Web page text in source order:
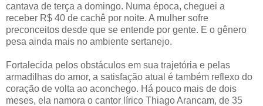
cantava de terça a domingo. Numa época, cheguei a
receber R$ 40 de cachê por noite. A mulher sofre
preconceitos desde que se entende por gente. E o gênero
pesa ainda mais no ambiente sertanejo.
Fortalecida pelos obstáculos em sua trajetória e pelas
armadilhas do amor, a satisfação atual é também reflexo do
coração de volta ao aconchego. Há pouco mais de dois
meses, ela namora o cantor lírico Thiago Arancam, de 35